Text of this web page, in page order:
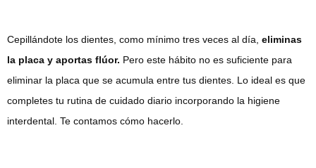
Cepillándote los dientes, como mínimo tres veces al día, eliminas
la placa y aportas flúor. Pero este hábito no es suficiente para
eliminar la placa que se acumula entre tus dientes. Lo ideal es que
completes tu rutina de cuidado diario incorporando la higiene
interdental. Te contamos cómo hacerlo.